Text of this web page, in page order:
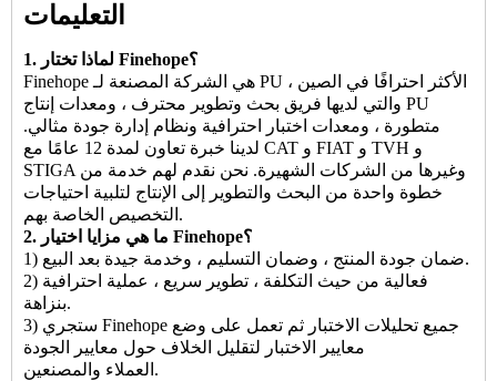
التعليمات
1. لماذا تختار Finehope؟
Finehope هي الشركة المصنعة لـ PU الأكثر احترافًا في الصين ،
والتي لديها فريق بحث وتطوير محترف ، ومعدات إنتاج PU
متطورة ، ومعدات اختبار احترافية ونظام إدارة جودة مثالي.
لدينا خبرة تعاون لمدة 12 عامًا مع CAT و FIAT و TVH و
STIGA وغيرها من الشركات الشهيرة. نحن نقدم لهم خدمة من
خطوة واحدة من البحث والتطوير إلى الإنتاج لتلبية احتياجات
التخصيص الخاصة بهم.
2. ما هي مزايا اختيار Finehope؟
1) ضمان جودة المنتج ، وضمان التسليم ، وخدمة جيدة بعد البيع.
2) فعالية من حيث التكلفة ، تطوير سريع ، عملية احترافية
بنزاهة.
3) ستجري Finehope جميع تحليلات الاختبار ثم تعمل على وضع
معايير الاختبار لتقليل الخلاف حول معايير الجودة
العملاء والمصنعين.